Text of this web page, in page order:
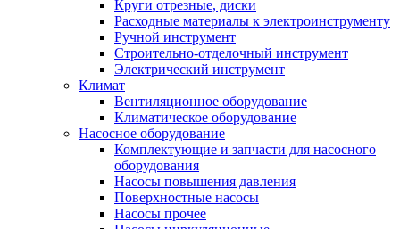
Круги отрезные, диски
Расходные материалы к электроинструменту
Ручной инструмент
Строительно-отделочный инструмент
Электрический инструмент
Климат
Вентиляционное оборудование
Климатическое оборудование
Насосное оборудование
Комплектующие и запчасти для насосного
оборудования
Насосы повышения давления
Поверхностные насосы
Насосы прочее